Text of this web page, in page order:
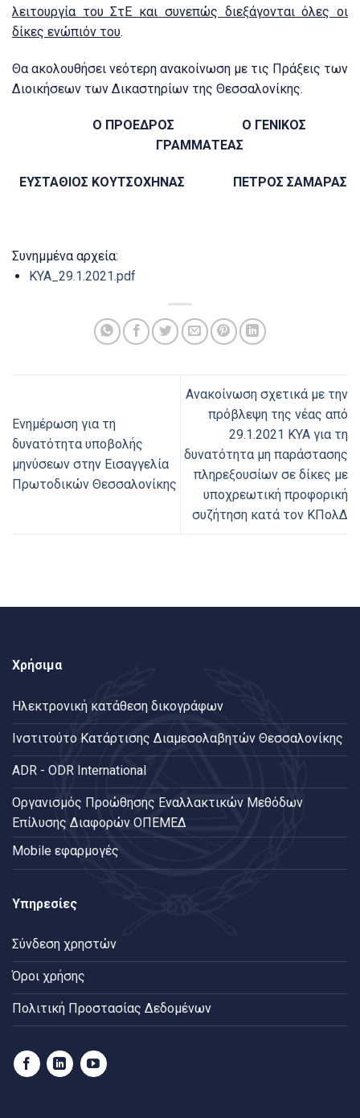
λειτουργία του ΣτΕ και συνεπώς διεξάγονται όλες οι
δίκες ενώπιόν του.
Θα ακολουθήσει νεότερη ανακοίνωση με τις Πράξεις των
Διοικήσεων των Δικαστηρίων της Θεσσαλονίκης.
Ο ΠΡΟΕΔΡΟΣ Ο ΓΕΝΙΚΟΣ
ΓΡΑΜΜΑΤΕΑΣ
ΕΥΣΤΑΘΙΟΣ ΚΟΥΤΣΟΧΗΝΑΣ ΠΕΤΡΟΣ ΣΑΜΑΡΑΣ
Συνημμένα αρχεία:
ΚΥΑ_29.1.2021.pdf
Ενημέρωση για τη
δυνατότητα υποβολής
μηνύσεων στην Εισαγγελία
Πρωτοδικών Θεσσαλονίκης
Ανακοίνωση σχετικά με την
πρόβλεψη της νέας από
29.1.2021 ΚΥΑ για τη
δυνατότητα μη παράστασης
πληρεξουσίων σε δίκες με
υποχρεωτική προφορική
συζήτηση κατά τον ΚΠολΔ
Χρήσιμα
Ηλεκτρονική κατάθεση δικογράφων
Ινστιτούτο Κατάρτισης Διαμεσολαβητών Θεσσαλονίκης
ADR - ODR International
Oργανισμός Προώθησης Εναλλακτικών Μεθόδων
Επίλυσης Διαφορών ΟΠΕΜΕΔ
Mobile εφαρμογές
Υπηρεσίες
Σύνδεση χρηστών
Όροι χρήσης
Πολιτική Προστασίας Δεδομένων